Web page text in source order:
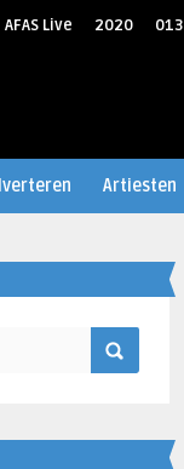
AFAS Live 2020 013
Artiesten